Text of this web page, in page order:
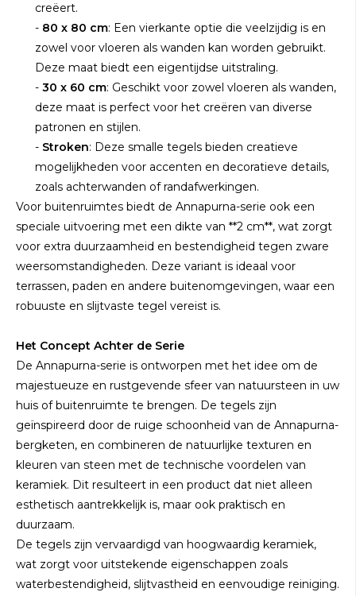
creëert.
- 80 x 80 cm: Een vierkante optie die veelzijdig is en
zowel voor vloeren als wanden kan worden gebruikt.
Deze maat biedt een eigentijdse uitstraling.
- 30 x 60 cm: Geschikt voor zowel vloeren als wanden,
deze maat is perfect voor het creëren van diverse
patronen en stijlen.
- Stroken: Deze smalle tegels bieden creatieve
mogelijkheden voor accenten en decoratieve details,
zoals achterwanden of randafwerkingen.
Voor buitenruimtes biedt de Annapurna-serie ook een
speciale uitvoering met een dikte van **2 cm**, wat zorgt
voor extra duurzaamheid en bestendigheid tegen zware
weersomstandigheden. Deze variant is ideaal voor
terrassen, paden en andere buitenomgevingen, waar een
robuuste en slijtvaste tegel vereist is.
Het Concept Achter de Serie
De Annapurna-serie is ontworpen met het idee om de
majestueuze en rustgevende sfeer van natuursteen in uw
huis of buitenruimte te brengen. De tegels zijn
geïnspireerd door de ruige schoonheid van de Annapurna-
bergketen, en combineren de natuurlijke texturen en
kleuren van steen met de technische voordelen van
keramiek. Dit resulteert in een product dat niet alleen
esthetisch aantrekkelijk is, maar ook praktisch en
duurzaam.
De tegels zijn vervaardigd van hoogwaardig keramiek,
wat zorgt voor uitstekende eigenschappen zoals
waterbestendigheid, slijtvastheid en eenvoudige reiniging.